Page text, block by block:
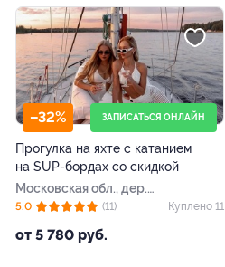
–32% ЗАПИСАТЬСЯ ОНЛАЙН
Прогулка на яхте с катанием
на SUP-бордах со скидкой
Московская обл., дер.
Болтино, Ореховая ул.,
от 5 780 руб.
5.0 (11) Куплено 11